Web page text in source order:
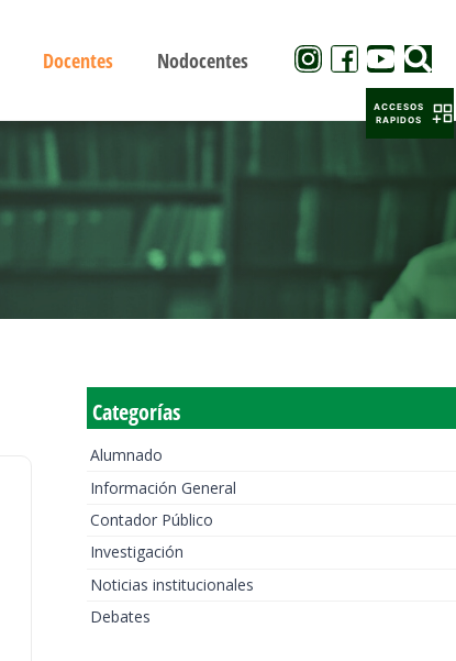
Docentes Nodocentes
Categorías
Alumnado
Información General
Contador Público
Investigación
Noticias institucionales
Debates
ACCESOS
RAPIDOS